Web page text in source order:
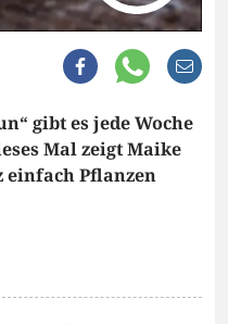
gibt es jede Woche
Mal zeigt Maike
einfach Pflanzen